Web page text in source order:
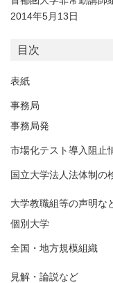
2014年5月13日
目次
表紙
事務局
事務局発
市場化テスト導入阻止
国立大学法人法体
大学教職組等の声明な
個別大学
全国・地方規模組織
見解・論説など